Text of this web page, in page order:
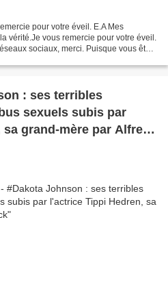
pour votre éveil. E.A Mes
vérité.Je vous remercie pour votre éveil.
sociaux, merci. Puisque vous êtes
sexuels subis par
sa grand-mère par Alfred